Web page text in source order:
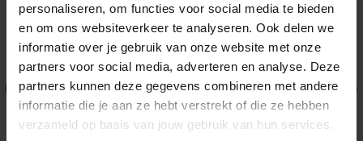
personaliseren, om functies voor social media te bieden
en om ons websiteverkeer te analyseren. Ook delen we
informatie over je gebruik van onze website met onze
partners voor social media, adverteren en analyse. Deze
partners kunnen deze gegevens combineren met andere
informatie die je aan ze hebt verstrekt of die ze hebben
verzameld op basis van jouw gebruik van hun services.
Application error: a client-side exception has occurred while
loadingwww.voordeeluitjes.nl (see the browser console for more
information).